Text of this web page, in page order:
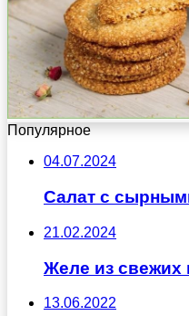
Популярное
04.07.2024
Салат с
21.02.2024
Желе из свежих
13.06.2022